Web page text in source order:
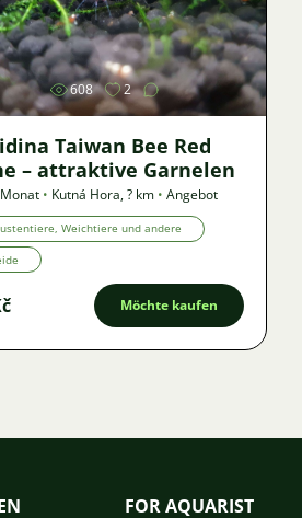
Bild
608 2
Taiwan Bee Red
– attraktive Garnelen
• Kutná Hora,? km • Angebot
Weichtiere und andere
Möchte kaufen
FOR AQUARIST